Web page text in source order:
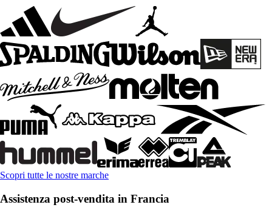
Scopri tutte le nostre marche
Assistenza post-vendita in Francia